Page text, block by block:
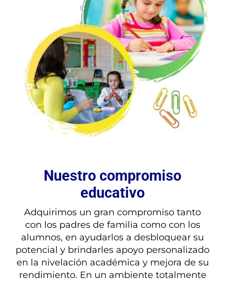
Nuestro compromiso
educativo
Adquirimos un gran compromiso tanto
con los padres de familia como con los
alumnos, en ayudarlos a desbloquear su
potencial y brindarles apoyo personalizado
en la nivelación académica y mejora de su
rendimiento. En un ambiente totalmente